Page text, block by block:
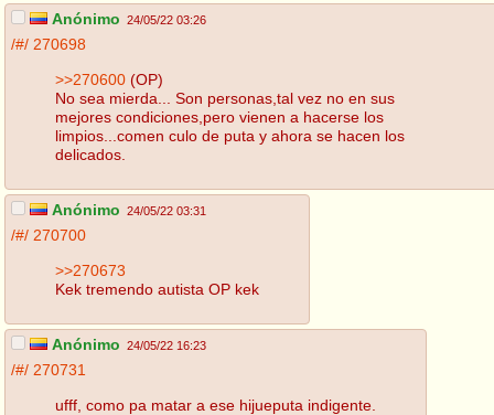
Anónimo 24/05/22 03:26
/#/ 270698
>>270600 (OP)
No sea mierda... Son personas,tal vez no en sus
mejores condiciones,pero vienen a hacerse los
limpios...comen culo de puta y ahora se hacen los
delicados.
Anónimo 24/05/22 03:31
/#/ 270700
>>270673
Kek tremendo autista OP kek
Anónimo 24/05/22 16:23
/#/ 270731
ufff, como pa matar a ese hijueputa indigente.